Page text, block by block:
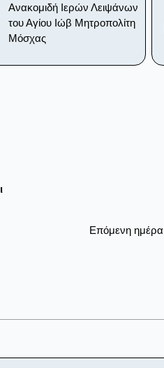
Ανακομιδή Ιερών Λειψάνων
του Αγίου Ιώβ Μητροπολίτη
Μόσχας
Επόμενη ημέρα